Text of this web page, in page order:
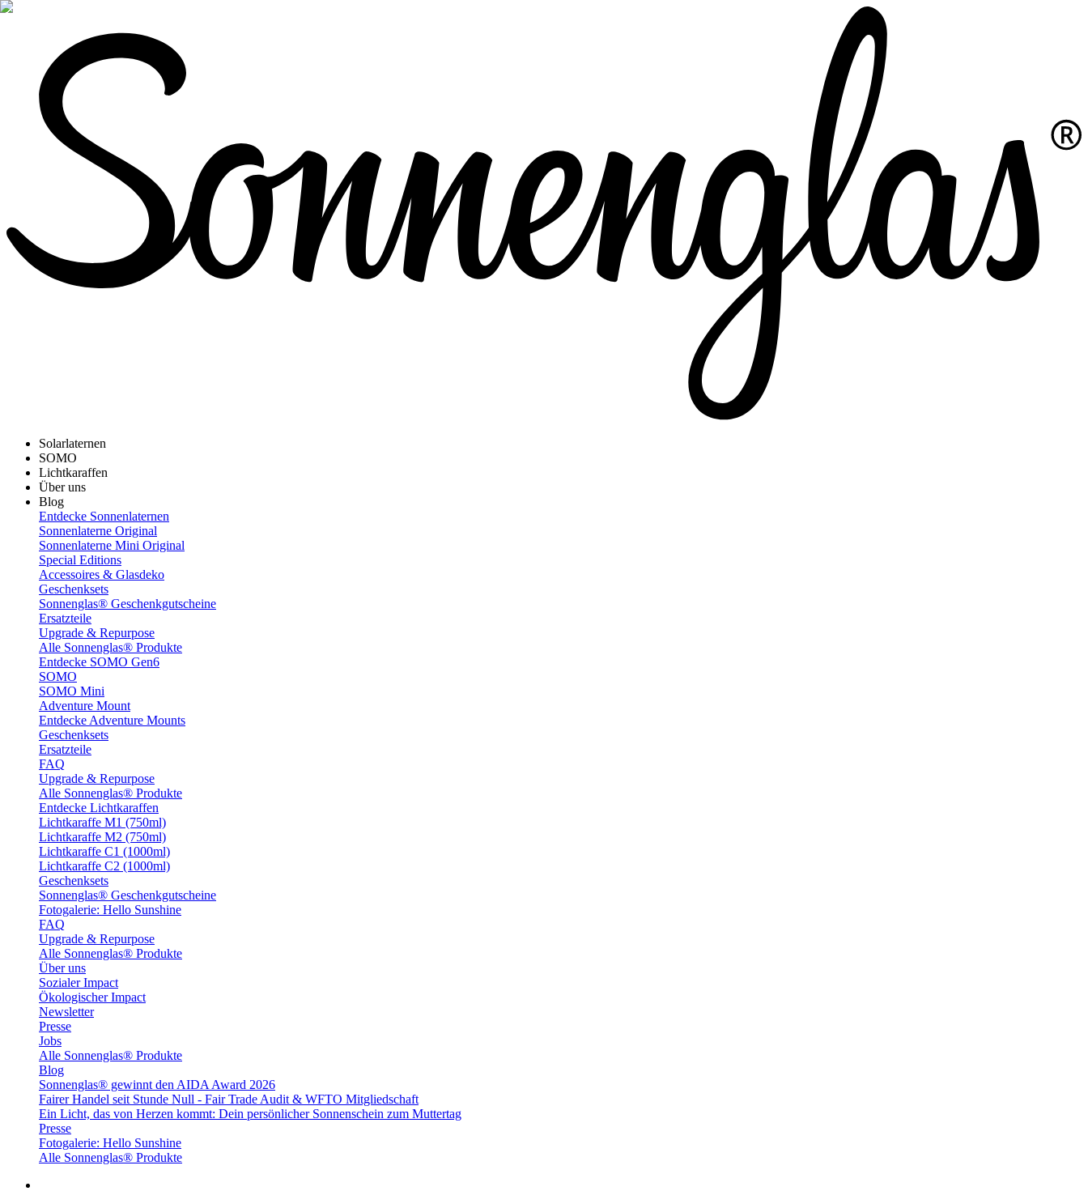
Solarlaternen
SOMO
Lichtkaraffen
Über uns
Blog
Entdecke Sonnenlaternen
Sonnenlaterne Original
Sonnenlaterne Mini Original
Special Editions
Accessoires & Glasdeko
Geschenksets
Sonnenglas® Geschenkgutscheine
Ersatzteile
Upgrade & Repurpose
Alle Sonnenglas® Produkte
Entdecke SOMO Gen6
SOMO
SOMO Mini
Adventure Mount
Entdecke Adventure Mounts
Geschenksets
Ersatzteile
FAQ
Upgrade & Repurpose
Alle Sonnenglas® Produkte
Entdecke Lichtkaraffen
Lichtkaraffe M1 (750ml)
Lichtkaraffe M2 (750ml)
Lichtkaraffe C1 (1000ml)
Lichtkaraffe C2 (1000ml)
Geschenksets
Sonnenglas® Geschenkgutscheine
Fotogalerie: Hello Sunshine
FAQ
Upgrade & Repurpose
Alle Sonnenglas® Produkte
Über uns
Sozialer Impact
Ökologischer Impact
Newsletter
Presse
Jobs
Alle Sonnenglas® Produkte
Blog
Sonnenglas® gewinnt den AIDA Award 2026
Fairer Handel seit Stunde Null - Fair Trade Audit & WFTO Mitgliedschaft
Ein Licht, das von Herzen kommt: Dein persönlicher Sonnenschein zum Muttertag
Presse
Fotogalerie: Hello Sunshine
Alle Sonnenglas® Produkte